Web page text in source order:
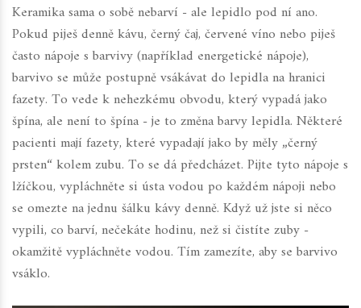
Keramika sama o sobě nebarví - ale lepidlo pod ní ano.
Pokud piješ denně kávu, černý čaj, červené víno nebo piješ
často nápoje s barvivy (například energetické nápoje),
barvivo se může postupně vsákávat do lepidla na hranici
fazety. To vede k nehezkému obvodu, který vypadá jako
špína, ale není to špína - je to změna barvy lepidla. Některé
pacienti mají fazety, které vypadají jako by měly „černý
prsten“ kolem zubu. To se dá předcházet. Pijte tyto nápoje s
lžíčkou, vypláchněte si ústa vodou po každém nápoji nebo
se omezte na jednu šálku kávy denně. Když už jste si něco
vypili, co barví, nečekáte hodinu, než si čistíte zuby -
okamžitě vypláchněte vodou. Tím zamezíte, aby se barvivo
vsáklo.